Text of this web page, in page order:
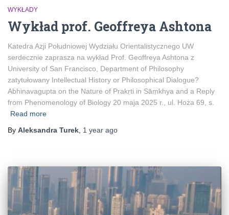
WYKŁADY
Wykład prof. Geoffreya Ashtona
Katedra Azji Południowej Wydziału Orientalistycznego UW
serdecznie zaprasza na wykład Prof. Geoffreya Ashtona z
University of San Francisco, Department of Philosophy
zatytułowany Intellectual History or Philosophical Dialogue?
Abhinavagupta on the Nature of Prakṛti in Sāṃkhya and a Reply
from Phenomenology of Biology 20 maja 2025 r., ul. Hoża 69, s.
Read more
By Aleksandra Turek 1 year ago